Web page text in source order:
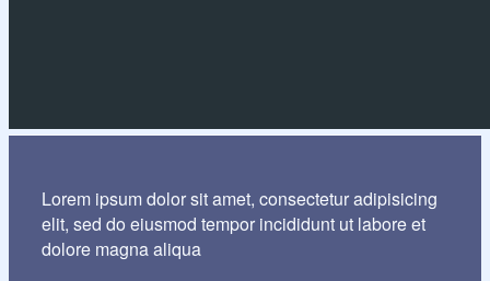
Lorem ipsum dolor sit amet, consectetur adipisicing
elit, sed do eiusmod tempor incididunt ut labore et
dolore magna aliqua